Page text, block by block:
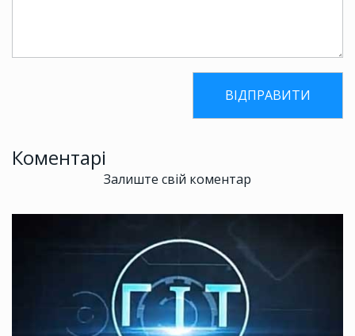
Коментарі
Залиште свій коментар